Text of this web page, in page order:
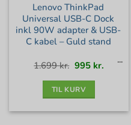
Lenovo ThinkPad
Universal USB-C Dock
inkl 90W adapter & USB-
C kabel – Guld stand
1.699kr. Den
oprindelige
pris
995 kr.Den
aktuelle
pris
TIL KURV